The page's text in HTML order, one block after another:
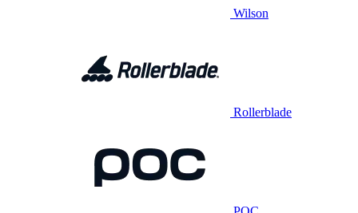
Wilson
Rollerblade